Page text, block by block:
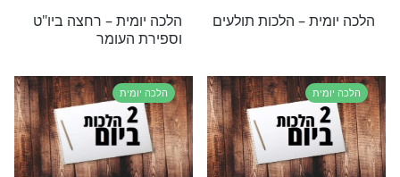
- הדלקת נרות הלכה יומית - ברכת הריח